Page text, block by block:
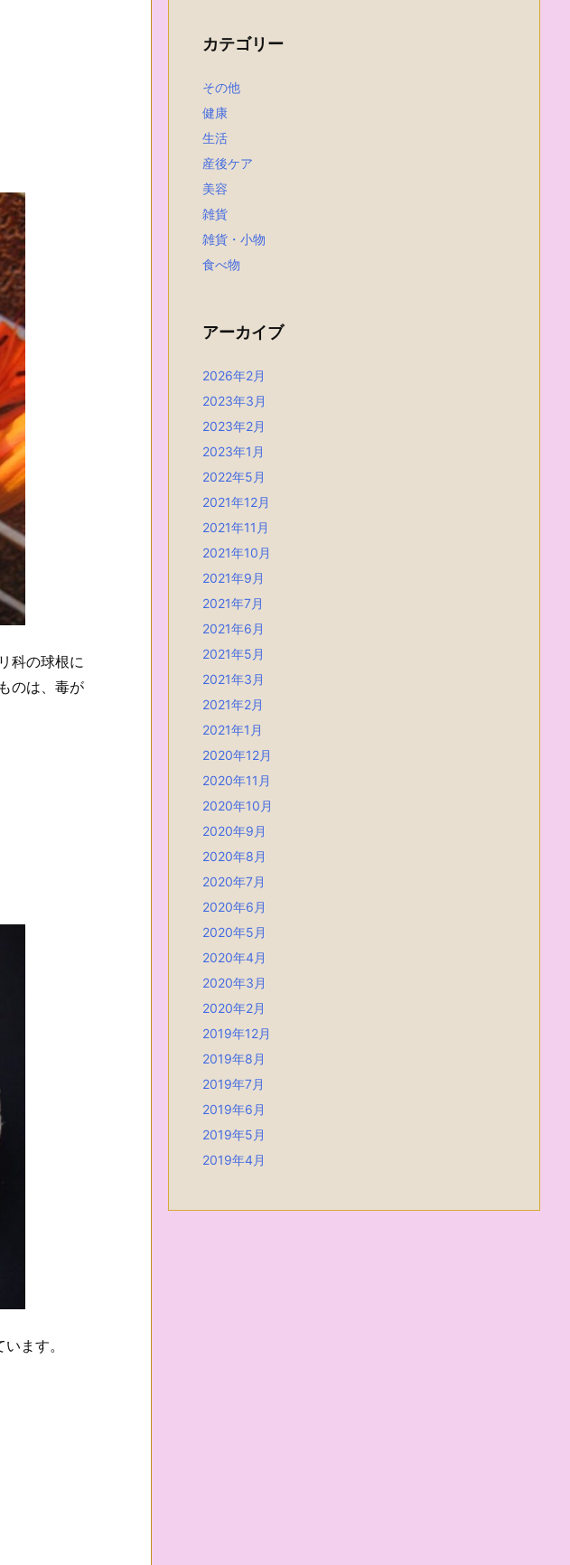
科の球根に
のは、毒が
ます。
カテゴリー
その他
健康
生活
産後ケア
美容
雑貨
雑貨・小物
食べ物
アーカイブ
2026年2月
2023年3月
2023年2月
2023年1月
2022年5月
2021年12月
2021年11月
2021年10月
2021年9月
2021年7月
2021年6月
2021年5月
2021年3月
2021年2月
2021年1月
2020年12月
2020年11月
2020年10月
2020年9月
2020年8月
2020年7月
2020年6月
2020年5月
2020年4月
2020年3月
2020年2月
2019年12月
2019年8月
2019年7月
2019年6月
2019年5月
2019年4月